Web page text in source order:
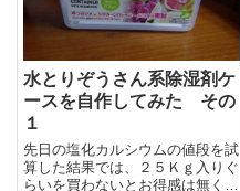
水とりぞうさん系除湿剤ケ
ースを自作してみた その
１
先日の塩化カルシウムの値段を試
算した結果では、２５Ｋｇ入りぐ
らいを買わないとお得感は無く、